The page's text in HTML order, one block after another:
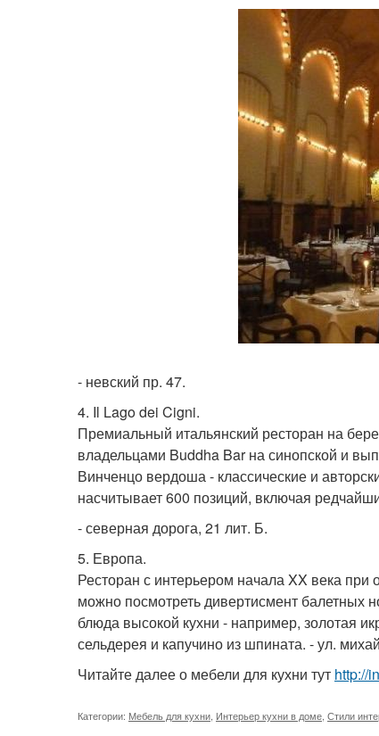
- невский пр. 47.
4. Il Lago dei Cigni.
Премиальный итальянский ресторан на
владельцами Buddha Bar на синопской и
Винченцо вердоша - классические и
насчитывает 600 позиций, включая
- северная дорога, 21 лит. Б.
5. Европа.
Ресторан с интерьером начала XX века
можно посмотреть дивертисмент балетных
блюда высокой кухни - например, золотая
сельдерея и капучино из шпината. - ул.
Читайте далее о мебели для кухни тут http://
Категории: Мебель для кухни Интерьер кухни в доме Стили